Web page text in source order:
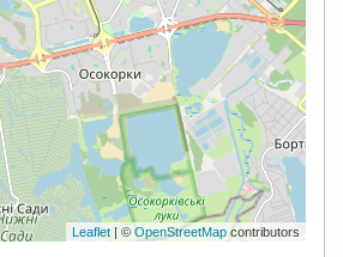
Leaflet| ©OpenStreetMap contributors